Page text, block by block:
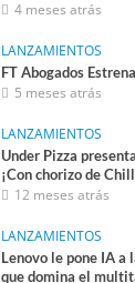
4 meses atrás
LANZAMIENTOS
FT Abogados
5 meses atrás
LANZAMIENTOS
Under Pizza
¡Con chorizo de
12 meses atrás
LANZAMIENTOS
Lenovo le pone IA
que domina el